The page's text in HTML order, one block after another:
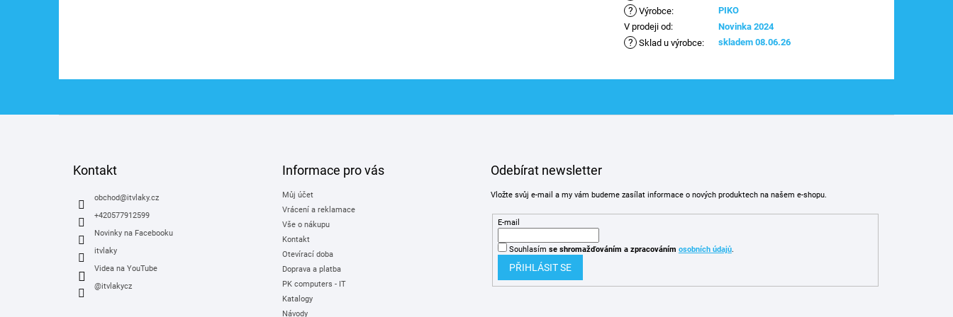
? Výrobce:
PIKO
V prodeji od: Novinka 2024
? Sklad u výrobce: skladem 08.06.26
Kontakt
obchod@itvlaky.cz
+420577912599
Novinky na Facebooku
itvlaky
Videa na YouTube
@itvlakycz
Informace pro vás
Můj účet
Vrácení a reklamace
Vše o nákupu
Kontakt
Otevírací doba
Doprava a platba
PK computers - IT
Katalogy
Návody
Odebírat newsletter
Vložte svůj e-mail a my vám budeme zasílat informace o nových produktech na našem e-shopu.
E-mail
Souhlasím se shromažďováním a zpracováním osobních údajů.
PŘIHLÁSIT SE